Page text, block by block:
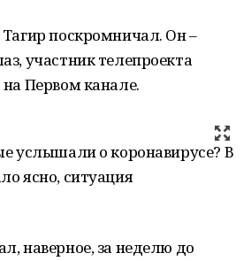
поскромничал. Он –
участник телепроекта
на Первом канале.
услышали о коронавирусе? В
ясно, ситуация
наверное, за неделю до